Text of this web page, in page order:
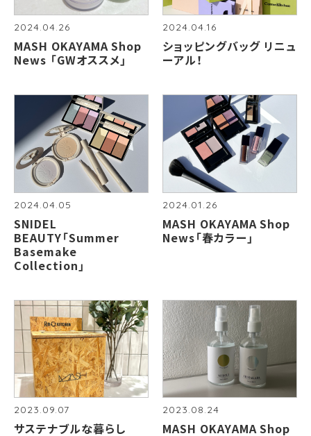
2024.04.26
MASH OKAYAMA Shop
News 「GWオススメ」
2024.04.16
ショッピングバッグ リニュ
ーアル！
2024.04.05
SNIDEL
BEAUTY「Summer
Basemake
Collection」
2024.01.26
MASH OKAYAMA Shop
News「春カラー」
2023.09.07
サステナブルな暮らし
2023.08.24
MASH OKAYAMA Shop